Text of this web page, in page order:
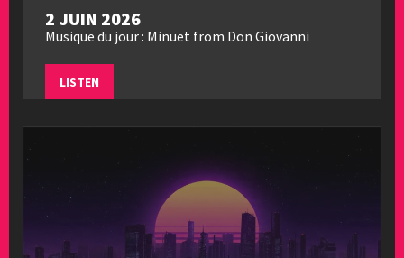
2 JUIN 2026
Musique du jour : Minuet from Don Giovanni
LISTEN